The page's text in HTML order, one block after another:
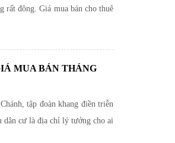
rất đông. Giá mua bán cho thuê
MUA BÁN THÁNG
tập đoàn khang điền triễn
dân cư là địa chỉ lý tưởng cho ai